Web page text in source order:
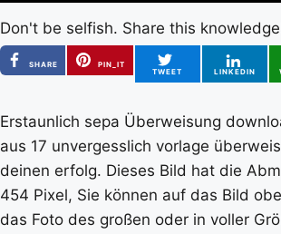
Don't be selfish. Share this
SHARE
PIN_IT
TWEET
LINKEDIN
Erstaunlich sepa Überweisung
aus 17 unvergesslich vorlage
deinen erfolg. Dieses Bild hat die
454 Pixel, Sie können auf das Bild
das Foto des großen oder in voller